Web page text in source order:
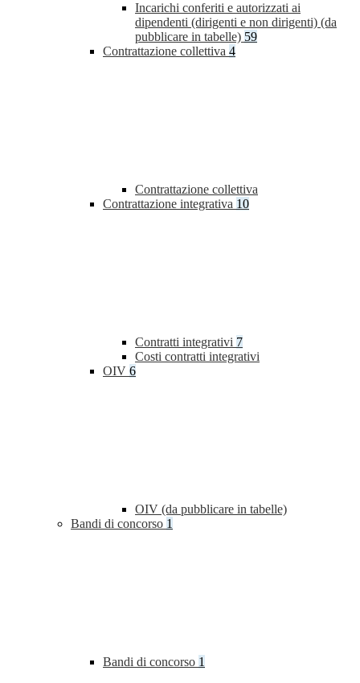
Incarichi conferiti e autorizzati ai
dipendenti (dirigenti e non dirigenti) (da
pubblicare in tabelle) 59
Contrattazione collettiva 4
Contrattazione collettiva
Contrattazione integrativa 10
Contratti integrativi 7
Costi contratti integrativi
OIV 6
OIV (da pubblicare in tabelle)
Bandi di concorso 1
Bandi di concorso 1